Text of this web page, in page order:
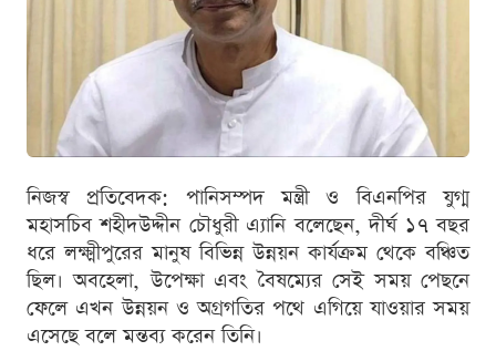
নিজস্ব প্রতিবেদক: পানিসম্পদ মন্ত্রী ও বিএনপির যুগ্ম
মহাসচিব শহীদউদ্দীন চৌধুরী এ্যানি বলেছেন, দীর্ঘ ১৭ বছর
ধরে লক্ষ্মীপুরের মানুষ বিভিন্ন উন্নয়ন কার্যক্রম থেকে বঞ্চিত
ছিল। অবহেলা, উপেক্ষা এবং বৈষম্যের সেই সময় পেছনে
ফেলে এখন উন্নয়ন ও অগ্রগতির পথে এগিয়ে যাওয়ার সময়
এসেছে বলে মন্তব্য করেন তিনি।